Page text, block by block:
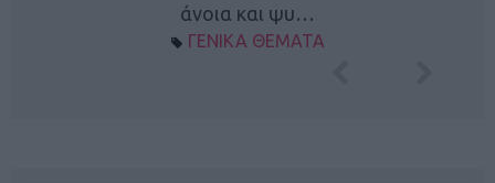
άνοια και ψυ…
ΓΕΝΙΚΑ ΘΕΜΑΤΑ